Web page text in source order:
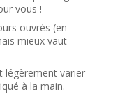
vous !
ouvrés (en
mieux vaut
légèrement varier
à la main.